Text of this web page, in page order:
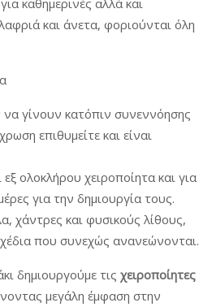
και άνετα, φοριούνται όλη
γίνουν κατόπιν συνεννόησης
επιθυμείτε και είναι
ολοκλήρου χειροποίητα και για
για την δημιουργία τους.
χάντρες και φυσικούς λίθους,
που συνεχώς ανανεώνονται.
δημιουργούμε τις χειροποίητες
μεγάλη έμφαση στην